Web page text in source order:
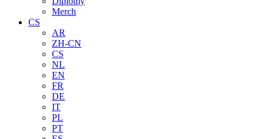
Merch
CS
AR
ZH-CN
CS
NL
EN
FR
DE
IT
PL
PT